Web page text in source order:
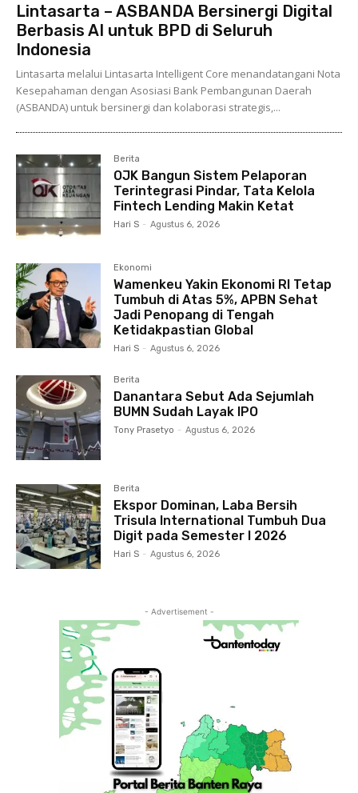
Lintasarta – ASBANDA Bersinergi Digital
Berbasis AI untuk BPD di Seluruh
Indonesia
Lintasarta melalui Lintasarta Intelligent Core menandatangani Nota
Kesepahaman dengan Asosiasi Bank Pembangunan Daerah
(ASBANDA) untuk bersinergi dan kolaborasi strategis,...
Berita
OJK Bangun Sistem Pelaporan
Terintegrasi Pindar, Tata Kelola
Fintech Lending Makin Ketat
Hari S - Agustus 6, 2026
Ekonomi
Wamenkeu Yakin Ekonomi RI Tetap
Tumbuh di Atas 5%, APBN Sehat
Jadi Penopang di Tengah
Ketidakpastian Global
Hari S - Agustus 6, 2026
Berita
Danantara Sebut Ada Sejumlah
BUMN Sudah Layak IPO
Tony Prasetyo - Agustus 6, 2026
Berita
Ekspor Dominan, Laba Bersih
Trisula International Tumbuh Dua
Digit pada Semester I 2026
Hari S - Agustus 6, 2026
- Advertisement -